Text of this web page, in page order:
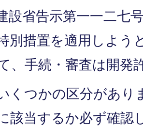
設省告示第一一二七
別措置を適用しよう
、手続・審査は開発
くつかの区分があり
該当するか必ず確認